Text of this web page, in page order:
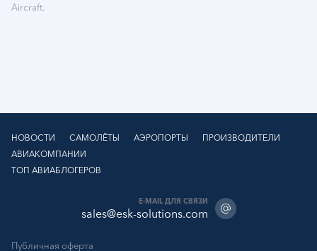
Aircraft.
Публичная оферта
НОВОСТИ САМОЛЁТЫ АЭРОПОРТЫ
ПРОИЗВОДИТЕЛИ
АВИАКОМПАНИИ
ТОП АВИАБЛОГЕРОВ
E-MAIL ДЛЯ СВЯЗИ
sales@esk-solutions.com